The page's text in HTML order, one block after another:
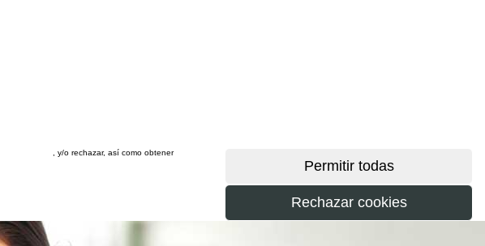
, y/o rechazar, así como obtener